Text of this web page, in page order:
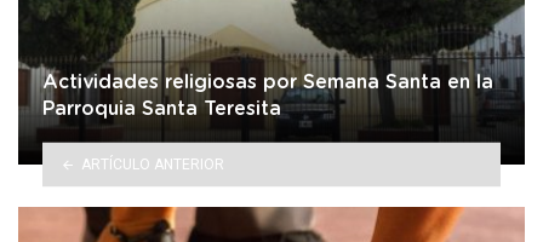
Actividades religiosas por Semana Santa en la
Parroquia Santa Teresita
ARTÍCULO ANTERIOR